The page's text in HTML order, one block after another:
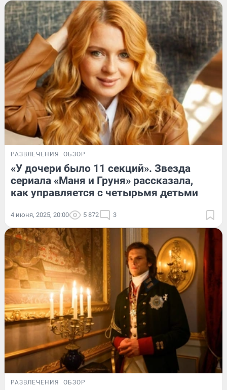
РАЗВЛЕЧЕНИЯ ОБЗОР
«У дочери было 11 секций». Звезда
сериала «Маня и Груня» рассказала,
как управляется с четырьмя детьми
4 июня, 2025, 20:00 5 872 3
РАЗВЛЕЧЕНИЯ ОБЗОР